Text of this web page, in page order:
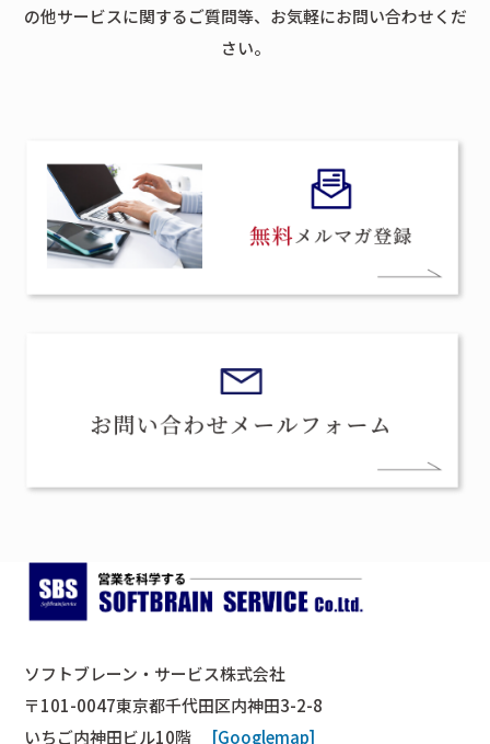
の他サービスに関するご質問等、お気軽にお問い合わせくだ
さい。
ソフトブレーン・サービス株式会社
〒101-0047東京都千代田区内神田3-2-8
いちご内神田ビル10階 [Googlemap]